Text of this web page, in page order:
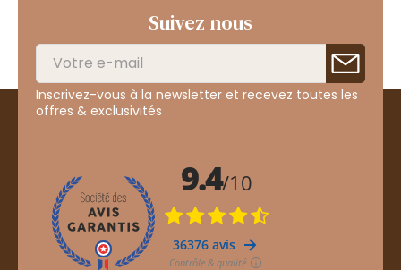
Suivez nous
Inscrivez-vous à la newsletter et recevez toutes les
offres & exclusivités